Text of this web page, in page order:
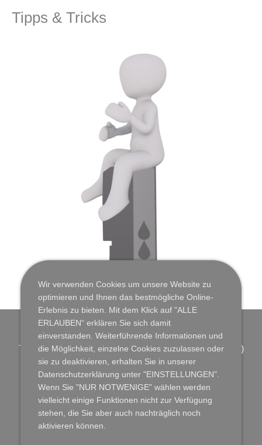
Tipps & Tricks
Tinte Toner & mehr | LOTTO am Markt (Ohligser Markt)
Düsseldorfer Str. 67a
42697 Solingen-Ohligs
Telefon: 0212-2334273 | Telefax: 0212-74459
E-Mail: info@tinte-toner-mehr.de
Wir verwenden Cookies um unsere Website zu
optimieren und Ihnen das bestmögliche Online-
Erlebnis zu bieten. Mit dem Klick auf "ALLE
ERLAUBEN“ erklären Sie sich damit
einverstanden. Weiterführende Informationen und
die Möglichkeit, einzelne Cookies zuzulassen oder
sie zu deaktivieren, erhalten Sie in unserer
Datenschutzerklärung unter "EINSTELLUNGEN".
Wenn Sie "NUR NOTWENIGE" wählen werden
vielleicht einige Funktionen nicht zur Verfügung
stehen, die Sie aber auch nachträglich noch
aktivieren können.